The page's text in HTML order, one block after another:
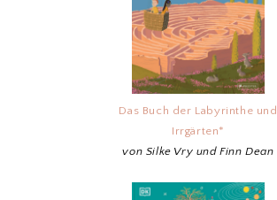
Das Buch der Labyrinthe und
Irrgärten*
von Silke Vry und Finn Dean